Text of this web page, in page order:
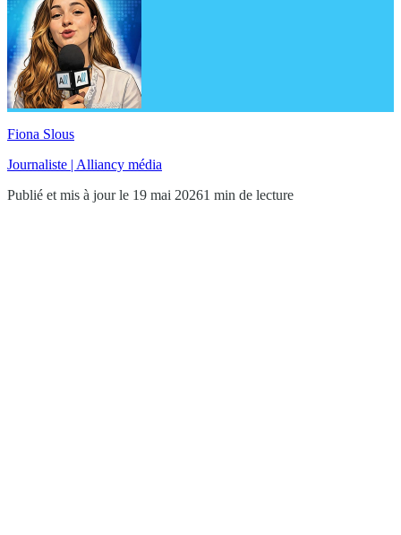
Fiona Slous
Journaliste | Alliancy média
Publié et mis à jour le 19 mai 20261 min de lecture